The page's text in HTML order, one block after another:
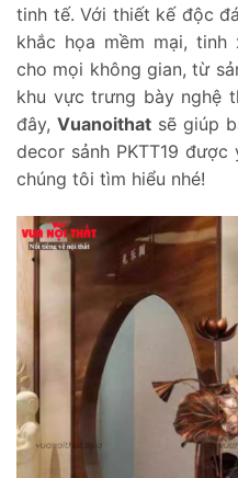
tinh tế. Với thiết kế độc
khắc họa mềm mại,
cho mọi không gian, từ
khu vực trưng bày nghệ
đây, Vuanoithat sẽ giúp
decor sảnh PKTT19
chúng tôi tìm hiểu nhé!